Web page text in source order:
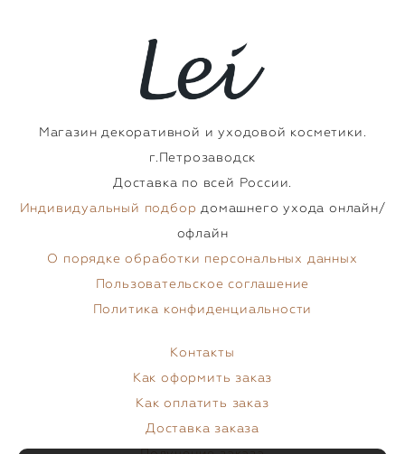
Магазин декоративной и уходовой косметики.
г.Петрозаводск
Доставка по всей России.
Индивидуальный подбор домашнего ухода онлайн/
офлайн
О порядке обработки персональных данных
Пользовательское соглашение
Политика конфиденциальности
Контакты
Как оформить заказ
Как оплатить заказ
Доставка заказа